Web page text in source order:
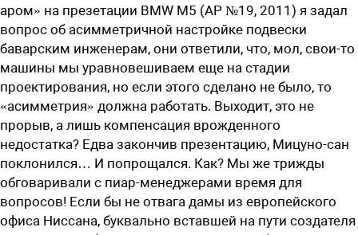
аром» на презетации BMW M5 (АР №19, 2011) я задал
вопрос об асимметричной настройке подвески
баварским инженерам, они ответили, что, мол, свои-то
машины мы уравновешиваем еще на стадии
проектирования, но если этого сделано не было, то
«асимметрия» должна работать. Выходит, это не
прорыв, а лишь компенсация врожденного
недостатка? Едва закончив презентацию, Мицуно-сан
поклонился… И попрощался. Как? Мы же трижды
обговаривали с пиар-менеджерами время для
вопросов! Если бы не отвага дамы из европейского
офиса Ниссана, буквально вставшей на пути создателя